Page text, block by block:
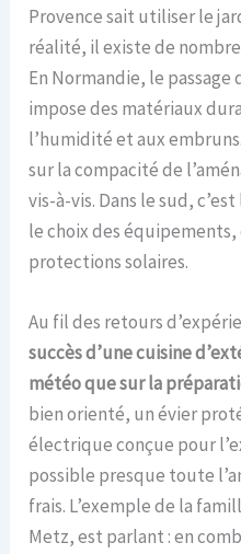
Provence sait utiliser le
réalité, il existe de
En Normandie, le passage
impose des matériaux
l’humidité et aux
sur la compacité de
vis-à-vis. Dans le sud,
le choix des équipements,
protections solaires.
Au fil des retours
succès d’une cuisine
météo que sur la
bien orienté, un évier
électrique conçue pour
possible presque toute
frais. L’exemple de la
Metz, est parlant : en